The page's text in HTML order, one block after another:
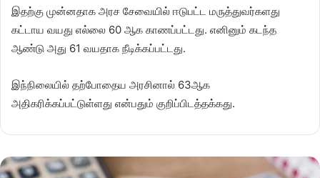
இதற்கு முன்னதாக அரச சேவையில் ஈடுபட்ட மருத்துவர்களது
கட்டாய வயது எல்லை 60 ஆக காணப்பட்டது. எனினும் கடந்த
ஆண்டு அது 61 வயதாக நீடிக்கப்பட்டது.
இந்நிலையில் தற்போதைய அரசினால் 63ஆக
அதிகரிக்கப்பட்டுள்ளது என்பதும் குறிப்பிடத்தக்கது.